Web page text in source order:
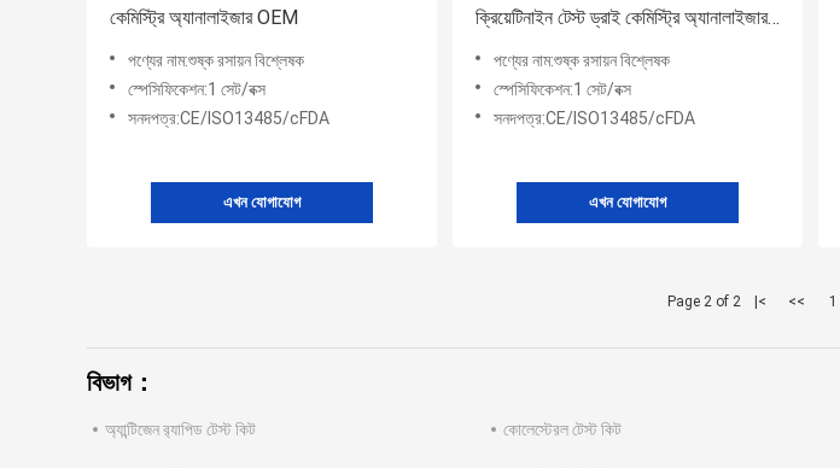
কেমিস্ট্রি অ্যানালাইজার OEM
পণ্যের নাম:শুষ্ক রসায়ন বিশ্লেষক
স্পেসিফিকেশন:1 সেট/বক্স
সনদপত্র:CE/ISO13485/cFDA
এখন যোগাযোগ
ক্রিয়েটিনাইন টেস্ট ড্রাই কেমিস্ট্রি অ্যানালাইজার
পণ্যের নাম:শুষ্ক রসায়ন বিশ্লেষক
স্পেসিফিকেশন:1 সেট/বক্স
সনদপত্র:CE/ISO13485/cFDA
এখন যোগাযোগ
Page 2 of 2 |< << 1
বিভাগ：
অ্যান্টিজেন র‌্যাপিড টেস্ট কিট কোলেস্টেরল টেস্ট কিট